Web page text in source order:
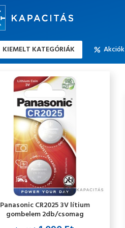
KIEMELT KATEGÓRIÁK Akciók
Panasonic CR2025 3V lítium
gombelem 2db/csomag